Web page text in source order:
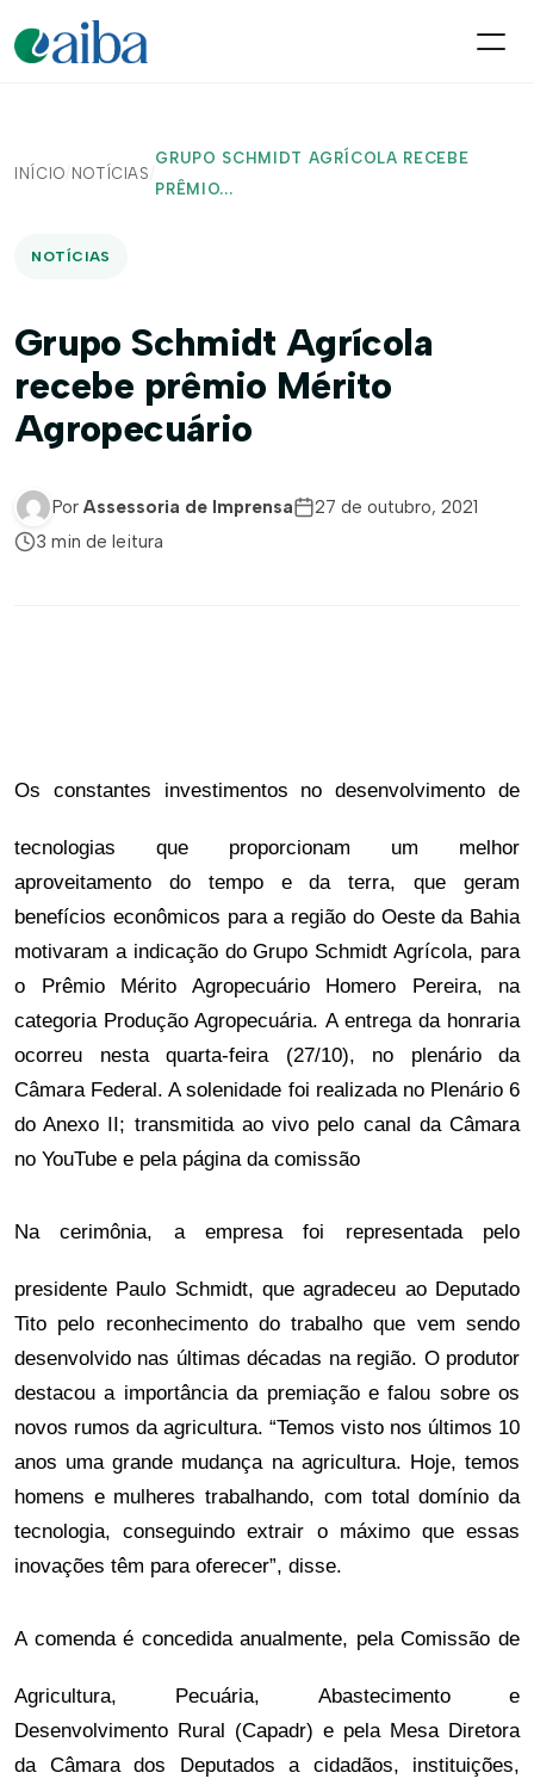
INÍCIO/ NOTÍCIAS /
GRUPO SCHMIDT AGRÍCOLA RECEBE
PRÊMIO...
NOTÍCIAS
Grupo Schmidt Agrícola
recebe prêmio Mérito
Agropecuário
Por Assessoria de Imprensa
27 de outubro, 2021
3 min de leitura
Os constantes investimentos no desenvolvimento de
tecnologias que proporcionam um melhor
aproveitamento do tempo e da terra, que geram
benefícios econômicos para a região do Oeste da Bahia
motivaram a indicação do Grupo Schmidt Agrícola, para
o Prêmio Mérito Agropecuário Homero Pereira, na
categoria Produção Agropecuária. A entrega da honraria
ocorreu nesta quarta-feira (27/10), no plenário da
Câmara Federal. A solenidade foi realizada no Plenário 6
do Anexo II; transmitida ao vivo pelo canal da Câmara
no YouTube e pela página da comissão
Na cerimônia, a empresa foi representada pelo
presidente Paulo Schmidt, que agradeceu ao Deputado
Tito pelo reconhecimento do trabalho que vem sendo
desenvolvido nas últimas décadas na região. O produtor
destacou a importância da premiação e falou sobre os
novos rumos da agricultura. “Temos visto nos últimos 10
anos uma grande mudança na agricultura. Hoje, temos
homens e mulheres trabalhando, com total domínio da
tecnologia, conseguindo extrair o máximo que essas
inovações têm para oferecer”, disse.
A comenda é concedida anualmente, pela Comissão de
Agricultura, Pecuária, Abastecimento e
Desenvolvimento Rural (Capadr) e pela Mesa Diretora
da Câmara dos Deputados a cidadãos, instituições,